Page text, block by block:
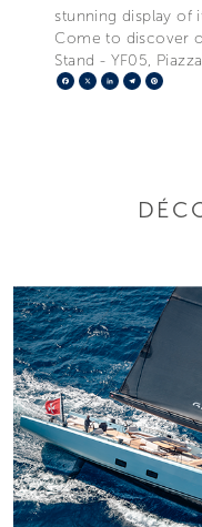
stunning display of
Come to discover
Stand - YF05,
Facebook
X LinkedIn